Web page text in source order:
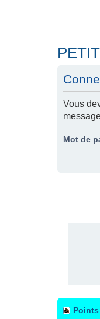
Vous
Mot de
Points